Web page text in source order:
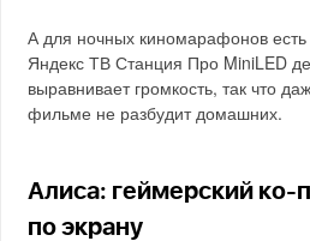
А для ночных киномарафонов
Яндекс ТВ Станция Про MiniLED
выравнивает громкость, так что
фильме не разбудит домашних.
Алиса: геймерский ко-
по экрану